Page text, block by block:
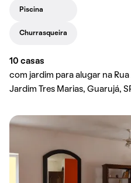
Piscina
Churrasqueira
10 casas
com jardim para alugar na
Jardim Tres Marias, Guarujá,